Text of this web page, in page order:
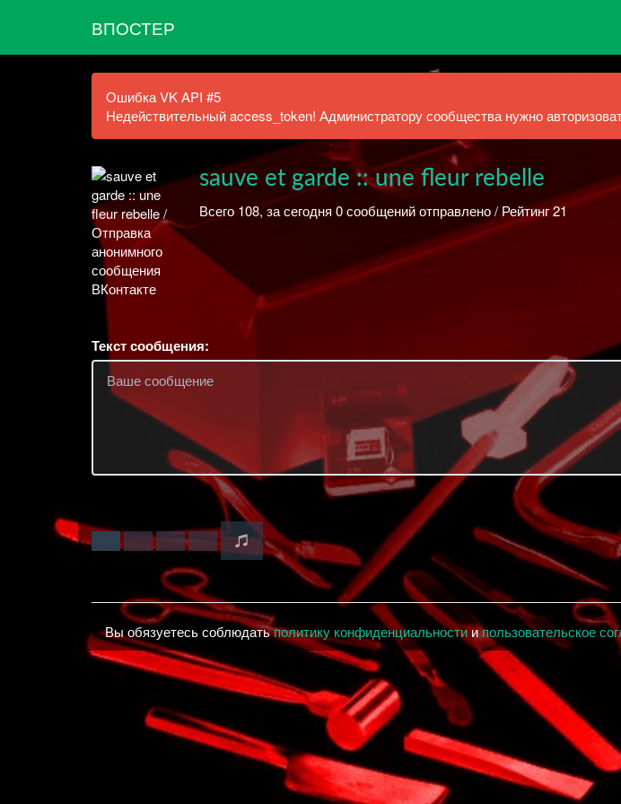
ВПОСТЕР
Ошибка VK API #5
Недействительный access_token! Администратору сообщества нужно
sauve et garde :: une fleur rebelle
Всего 108, за сегодня 0 сообщений отправлено / Рейтинг 21
Текст сообщения:
Вы обязуетесь соблюдатьполитику конфиденциальностиипользовательское